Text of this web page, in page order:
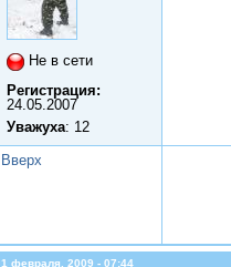
Не в сети
Регистрация:
24.05.2007
Уважуха: 12
Вверх
1 февраля, 2009 - 07:44